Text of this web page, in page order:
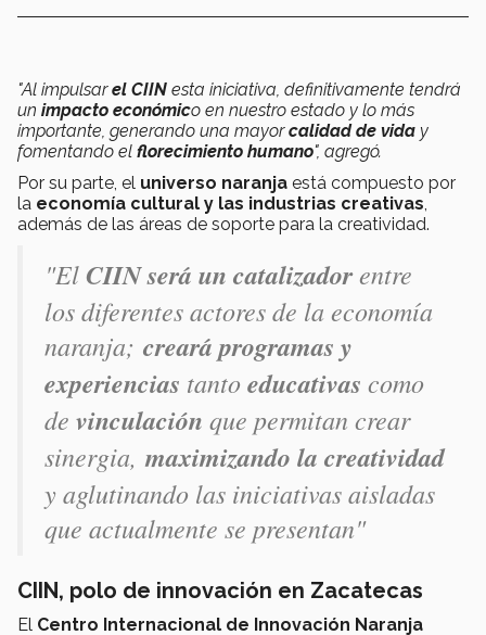
"Al impulsarel CIIN esta iniciativa, definitivamente tendrá
un impacto económico en nuestro estado y lo más
importante, generando una mayorcalidad de vida y
fomentando el florecimiento humano", agregó.
Por su parte, el universo naranja está compuesto por
la economía cultural y las industrias creativas
además de las áreas de soporte para la creatividad.
"ElCIIN será un catalizadorentre
los diferentes actores de la economía
naranja; creará programas y
experiencias tantoeducativas como
de vinculación que permitan crear
sinergia, maximizando la creatividad
y aglutinando las iniciativas aisladas
que actualmente se presentan"
CIIN, polo de innovación en Zacatecas
El Centro Internacional de Innovación Naranja